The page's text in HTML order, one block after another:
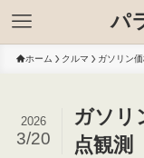
パ
ホーム クルマ ガソリン
ガソリ
点観測
2026
3/20